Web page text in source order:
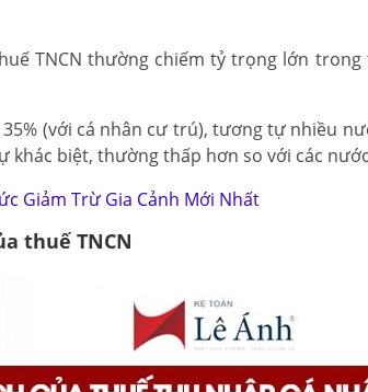
TNCN thường chiếm tỷ trọng lớn
(với cá nhân cư trú), tương tự nhiều
khác biệt, thường thấp hơn so với các
Giảm Trừ Gia Cảnh Mới Nhất
thuế TNCN